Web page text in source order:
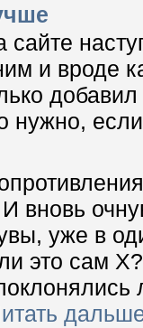
и вроде
нужно,
вновь
уже в
это сам